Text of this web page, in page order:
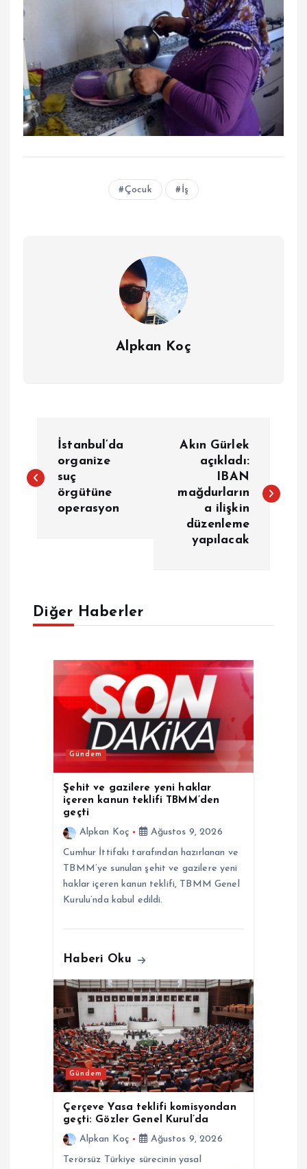
Çocuk İş
Alpkan Koç
a
e
z
İstanbul’da
organize
suç
örgütüne
operasyon
Akın Gürlek
açıkladı:
IBAN
mağdurların
a ilişkin
düzenleme
yapılacak
Diğer Haberler
Gündem
Şehit ve gazilere yeni haklar
içeren kanun teklifi TBMM’den
geçti
Alpkan Koç
Ağustos 9, 2026
Cumhur İttifakı tarafından hazırlanan ve
TBMM’ye sunulan şehit ve gazilere yeni
haklar içeren kanun teklifi, TBMM Genel
Kurulu’nda kabul edildi.
Haberi Oku
Gündem
Çerçeve Yasa teklifi komisyondan
geçti: Gözler Genel Kurul’da
Alpkan Koç
Ağustos 9, 2026
Terörsüz Türkiye sürecinin yasal